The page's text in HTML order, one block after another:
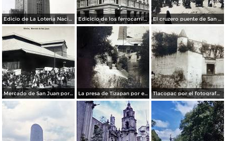
Edicio de La Loteria Nacional Ciudad de México Abril de 1964 Edicicio de los ferrocarriles. El cruzero puente de San Francisco y Guardiola por el fotografo Felix Miret.
Mercado de San Juan por el fotografo Felix Miret La presa de Tizapan por el fotografo Fernando Kososky. ( Circulada el 22 de Diembre de 1910 ). Tlacopac por el fotografo Hugo Brehme.